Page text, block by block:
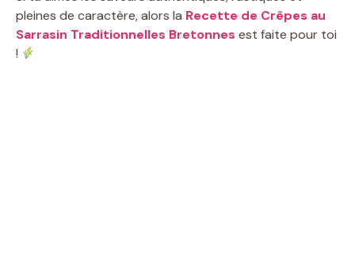
pleines de caractère, alors la Recette de Crêpes au
Sarrasin Traditionnelles Bretonnes est faite pour toi
!